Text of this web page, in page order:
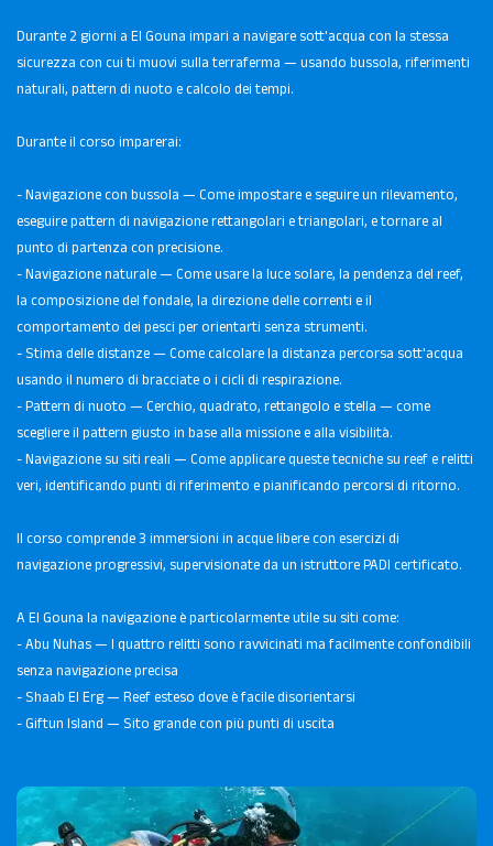
Durante 2 giorni a El Gouna impari a navigare sott'acqua con la stessa
sicurezza con cui ti muovi sulla terraferma — usando bussola, riferimenti
naturali, pattern di nuoto e calcolo dei tempi.
Durante il corso imparerai:
- Navigazione con bussola — Come impostare e seguire un rilevamento,
eseguire pattern di navigazione rettangolari e triangolari, e tornare al
punto di partenza con precisione.
- Navigazione naturale — Come usare la luce solare, la pendenza del reef,
la composizione del fondale, la direzione delle correnti e il
comportamento dei pesci per orientarti senza strumenti.
- Stima delle distanze — Come calcolare la distanza percorsa sott'acqua
usando il numero di bracciate o i cicli di respirazione.
- Pattern di nuoto — Cerchio, quadrato, rettangolo e stella — come
scegliere il pattern giusto in base alla missione e alla visibilità.
- Navigazione su siti reali — Come applicare queste tecniche su reef e relitti
veri, identificando punti di riferimento e pianificando percorsi di ritorno.
Il corso comprende 3 immersioni in acque libere con esercizi di
navigazione progressivi, supervisionate da un istruttore PADI certificato.
A El Gouna la navigazione è particolarmente utile su siti come:
- Abu Nuhas — I quattro relitti sono ravvicinati ma facilmente confondibili
senza navigazione precisa
- Shaab El Erg — Reef esteso dove è facile disorientarsi
- Giftun Island — Sito grande con più punti di uscita